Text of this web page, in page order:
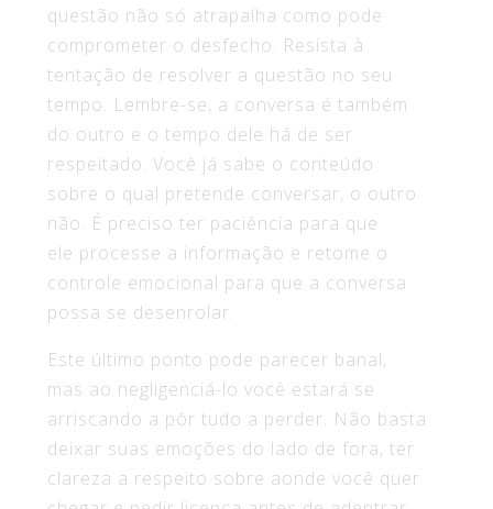
questão não só atrapalha como pode
comprometer o desfecho. Resista à
tentação de resolver a questão no seu
tempo. Lembre-se, a conversa é também
do outro e o tempo dele há de ser
respeitado. Você já sabe o conteúdo
sobre o qual pretende conversar, o outro
não. É preciso ter paciência para que
ele processe a informação e retome o
controle emocional para que a conversa
possa se desenrolar.
Este último ponto pode parecer banal,
mas ao negligenciá-lo você estará se
arriscando a pôr tudo a perder. Não basta
deixar suas emoções do lado de fora, ter
clareza a respeito sobre aonde você quer